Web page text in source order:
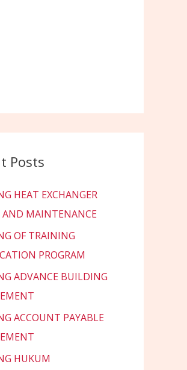
Posts
HEAT EXCHANGER
AND MAINTENANCE
OF TRAINING
PROGRAM
ADVANCE BUILDING
ACCOUNT PAYABLE
HUKUM